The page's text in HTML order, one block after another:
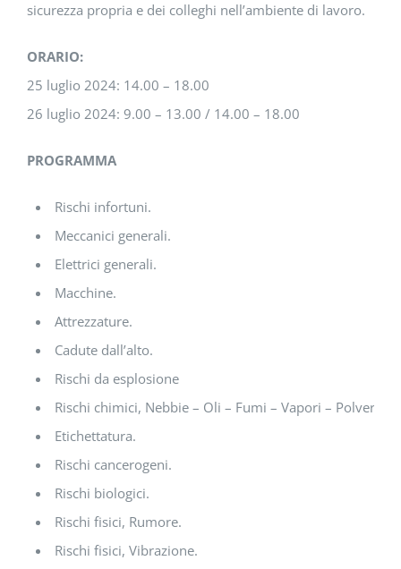
sicurezza propria e dei colleghi nell’ambiente di lavoro.
ORARIO:
25 luglio 2024: 14.00 – 18.00
26 luglio 2024: 9.00 – 13.00 / 14.00 – 18.00
PROGRAMMA
Rischi infortuni.
Meccanici generali.
Elettrici generali.
Macchine.
Attrezzature.
Cadute dall’alto.
Rischi da esplosione
Rischi chimici, Nebbie – Oli – Fumi – Vapori – Polveri.
Etichettatura.
Rischi cancerogeni.
Rischi biologici.
Rischi fisici, Rumore.
Rischi fisici, Vibrazione.